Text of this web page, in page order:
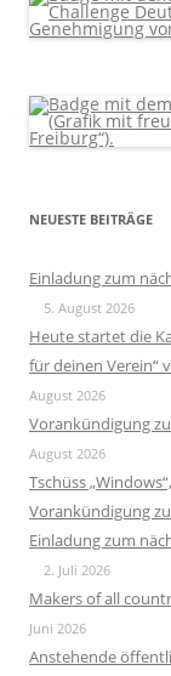
NEUESTE BEITRÄGE
Einladung zum
5. August 2026
Heute startet die
für deinen Verein“
August 2026
Vorankündigung
August 2026
Tschüss
Vorankündigung
Einladung zum
2. Juli 2026
Makers of all
Juni 2026
Anstehende